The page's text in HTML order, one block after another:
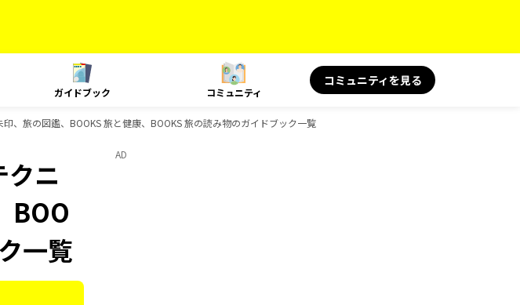
ガイドブック コミュニティ
コミュニティを見る
、旅の図鑑、BOOKS 旅と健康、BOOKS 旅の読み物のガイドブック一覧
ニ
BOO
一覧
AD